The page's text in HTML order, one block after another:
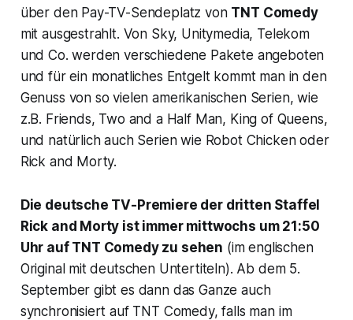
über den Pay-TV-Sendeplatz von TNT Comedy
mit ausgestrahlt. Von Sky, Unitymedia, Telekom
und Co. werden verschiedene Pakete angeboten
und für ein monatliches Entgelt kommt man in den
Genuss von so vielen amerikanischen Serien, wie
z.B. Friends, Two and a Half Man, King of Queens,
und natürlich auch Serien wie Robot Chicken oder
Rick and Morty.
Die deutsche TV-Premiere der dritten Staffel
Rick and Morty ist immer mittwochs um 21:50
Uhr auf TNT Comedy zu sehen (im englischen
Original mit deutschen Untertiteln). Ab dem 5.
September gibt es dann das Ganze auch
synchronisiert auf TNT Comedy, falls man im